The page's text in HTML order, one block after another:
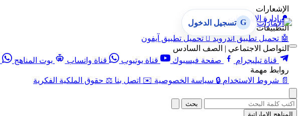
الإشعارات
🔔 إدارة الإشعارات
التطبيقات
🤖 تحميل تطبيق أندرويد  تحميل تطبيق آيفون
التواصل الاجتماعي | الصف السادس
قناة تيليجرام
صفحة فيسبوك قناة يوتيوب قناة واتساب بوت المناهج
روابط مهمة
📄 شروط الاستخدام 🔒 سياسة الخصوصية ✉️ اتصل بنا ⚖️ حقوق الملكية الفكرية
G تسجيل الدخول
بحث
المناهج الإماراتية